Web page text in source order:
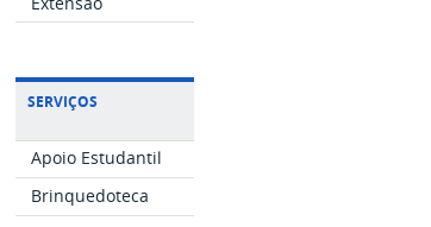
SERVIÇOS
Apoio Estudantil
Brinquedoteca